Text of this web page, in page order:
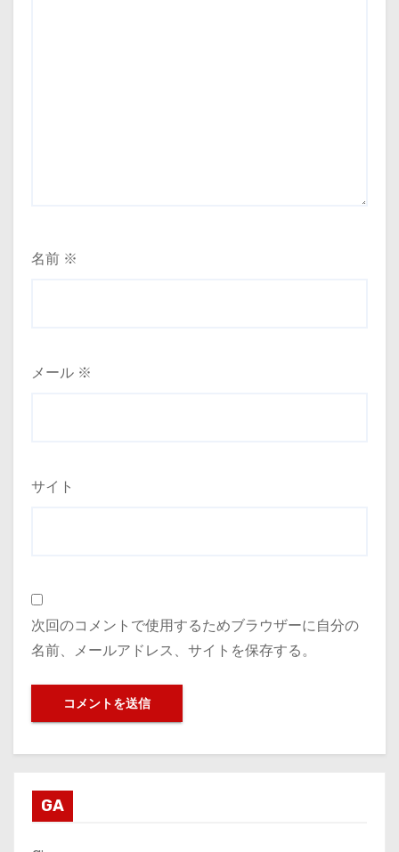
名前 ※
メール ※
サイト
次回のコメントで使用するためブラウザーに自分の
名前、メールアドレス、サイトを保存する。
GA